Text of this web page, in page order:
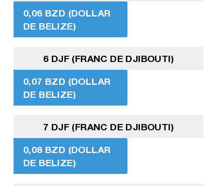
0,06 BZD (DOLLAR
DE BELIZE)
6 DJF (FRANC DE DJIBOUTI)
0,07 BZD (DOLLAR
DE BELIZE)
7 DJF (FRANC DE DJIBOUTI)
0,08 BZD (DOLLAR
DE BELIZE)